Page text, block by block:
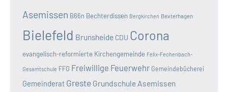
Asemissen B66n Bechterdissen Bergkirchen Bexterhagen
Bielefeld Brunsheide CDU Corona
evangelisch-reformierte Kirchengemeinde Felix-Fechenbach-
Gesamtschule FFG Freiwillige Feuerwehr Gemeindebücherei
Gemeinderat Greste Grundschule Asemissen